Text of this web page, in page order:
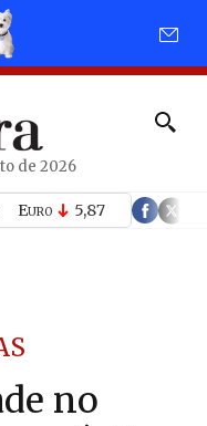
de 2026
Euro 5,87
no